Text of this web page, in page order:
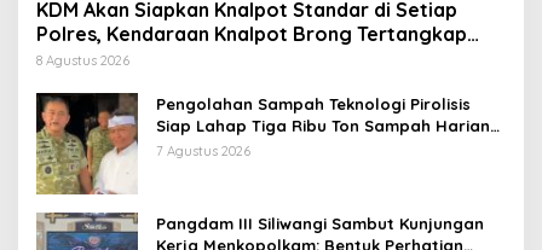
KDM Akan Siapkan Knalpot Standar di Setiap
Polres, Kendaraan Knalpot Brong Tertangkap
Langsung Ganti
8 Agustus 2026
Pengolahan Sampah Teknologi Pirolisis
Siap Lahap Tiga Ribu Ton Sampah Harian
Jawa Barat
7 Agustus 2026
Pangdam III Siliwangi Sambut Kunjungan
Kerja Menkopolkam: Bentuk Perhatian